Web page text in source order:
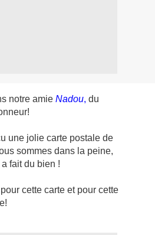
notre amie Nadou, du
une jolie carte postale de
sommes dans la peine,
fait du bien !
cette carte et pour cette